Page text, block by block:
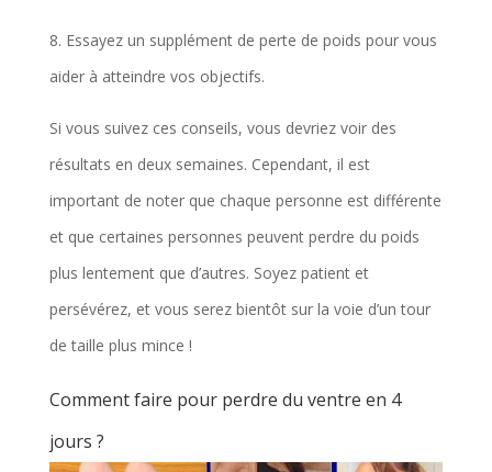
8. Essayez un supplément de perte de poids pour vous
aider à atteindre vos objectifs.
Si vous suivez ces conseils, vous devriez voir des
résultats en deux semaines. Cependant, il est
important de noter que chaque personne est différente
et que certaines personnes peuvent perdre du poids
plus lentement que d’autres. Soyez patient et
persévérez, et vous serez bientôt sur la voie d’un tour
de taille plus mince !
Comment faire pour perdre du ventre en 4
jours ?